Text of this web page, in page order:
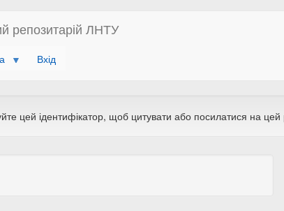
репозитарій ЛНТУ
Вхід
цей ідентифікатор, щоб цитувати або посилатися на цей